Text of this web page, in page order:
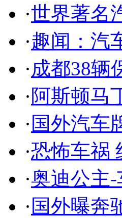
·世界著名
·趣闻：汽
·成都38辆
·阿斯顿马
· 国外汽车
·恐怖车祸
·奥迪公主
· 国外曝奔